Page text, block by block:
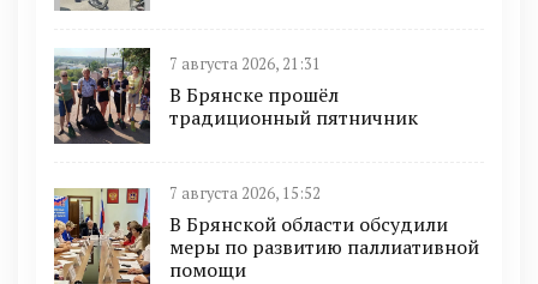
7 августа 2026, 21:31
В Брянске прошёл
традиционный пятничник
7 августа 2026, 15:52
В Брянской области обсудили
меры по развитию паллиативной
помощи